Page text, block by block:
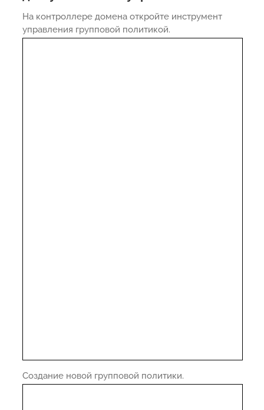
На контроллере домена откройте инструмент
управления групповой политикой.
Создание новой групповой политики.